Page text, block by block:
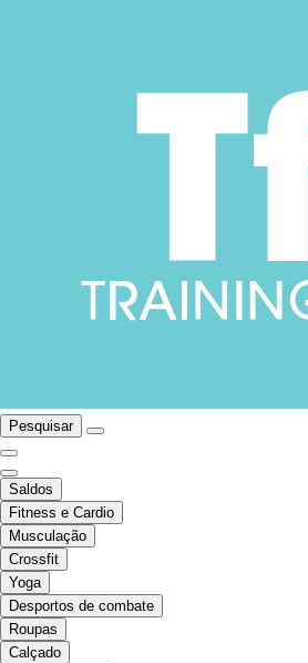
Pesquisar
Saldos
Fitness e Cardio
Musculação
Crossfit
Yoga
Desportos de combate
Roupas
Calçado